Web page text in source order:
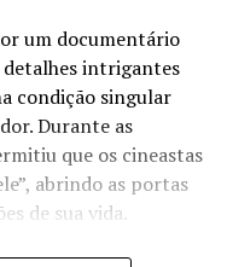
um documentário
intrigantes
condição singular
Durante as
que os cineastas
abrindo as portas
de sua vida.